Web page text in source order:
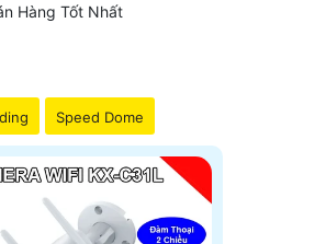
cao giá rẻ Hãng Kbvision
Hàng Tốt Nhất
Speed Dome